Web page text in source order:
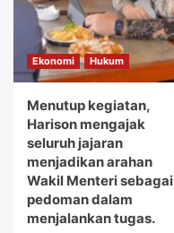
Ekonomi Hukum
Menutup kegiatan,
Harison mengajak
seluruh jajaran
menjadikan arahan
Wakil Menteri sebagai
pedoman dalam
menjalankan tugas.